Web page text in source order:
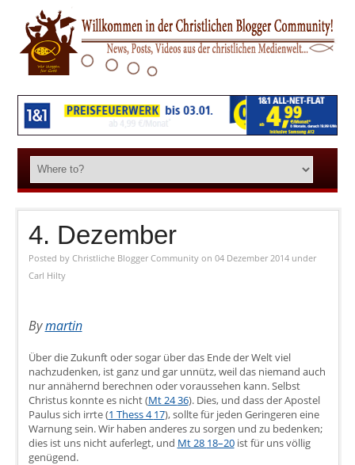
4. Dezember
Posted by Christliche Blogger Community on 04 Dezember 2014 under
Carl Hilty
Bymartin
Über die Zukunft oder sogar über das Ende der Welt viel
nachzudenken, ist ganz und gar unnütz, weil das niemand auch
nur annähernd berechnen oder voraussehen kann. Selbst
Christus konnte es nicht (Mt 2436). Dies, und dass der Apostel
Paulus sich irrte (1 Thess 417), sollte für jeden Geringeren eine
Warnung sein. Wir haben anderes zu sorgen und zu bedenken;
dies ist uns nicht auferlegt, und Mt 28 18–20ist für uns völlig
genügend.